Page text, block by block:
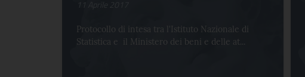
Protocollo di intesa tra l'Istituto Nazionale di
Statistica e il Ministero dei beni e delle at...